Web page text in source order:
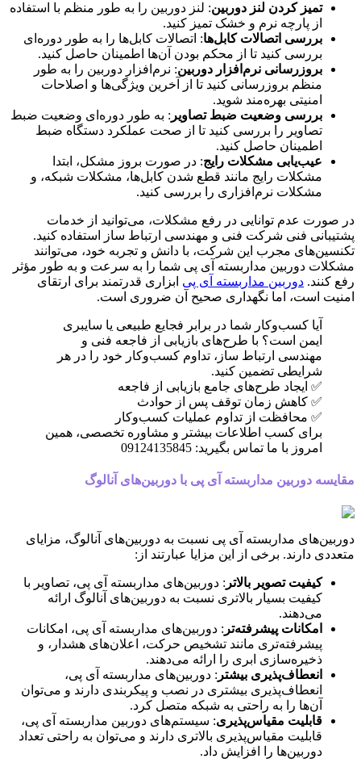
تمیز کردن لنز دوربین: لنز دوربین را به طور منظم با استفاده
از پارچه نرم و خشک تمیز کنید.
بررسی اتصالات کابل‌ها: اتصالات کابل‌ها را به طور دوره‌ای
بررسی کنید تا از محکم بودن آن‌ها اطمینان حاصل کنید.
بروزرسانی نرم‌افزار دوربین: نرم‌افزار دوربین را به طور
منظم بروزرسانی کنید تا از آخرین ویژگی‌ها و اصلاحات
امنیتی بهره‌مند شوید.
بررسی وضعیت ضبط تصاویر : به طور دوره‌ای وضعیت ضبط
تصاویر را بررسی کنید تا از صحت عملکرد دستگاه ضبط
اطمینان حاصل کنید.
عیب‌یابی مشکلات رایج: در صورت بروز مشکل، ابتدا
مشکلات رایج مانند قطع شدن کابل‌ها، مشکلات شبکه، و
مشکلات نرم‌افزاری را بررسی کنید.
در صورت عدم توانایی در رفع مشکلات، می‌توانید از خدمات
پشتیبانی فنی شرکت فنی و مهندسی ارتباط ساز استفاده کنید.
تکنسین‌های مجرب این شرکت، با دانش و تجربه خود، می‌توانند
مشکلات دوربین مداربسته آی پی شما را به سرعت و به طور مؤثر
رفع کنند. دوربین مداربسته آی پی ابزاری قدرتمند برای ارتقای
امنیت است، اما نگهداری صحیح آن ضروری است.
آیا کسب‌وکار شما در برابر فجایع طبیعی یا سایبری
ایمن است؟ با طرح‌های بازیابی از فاجعه فنی و
مهندسی ارتباط ساز، تداوم کسب‌وکار خود را در هر
شرایطی تضمین کنید.
✅ ایجاد طرح‌های جامع بازیابی از فاجعه
✅ کاهش زمان توقف پس از حوادث
✅ محافظت از تداوم عملیات کسب‌وکار
برای کسب اطلاعات بیشتر و مشاوره تخصصی، همین
امروز با ما تماس بگیرید: 09124135845
مقایسه دوربین مداربسته آی پی با دوربین‌های آنالوگ
دوربین‌های مداربسته آی پی نسبت به دوربین‌های آنالوگ، مزایای
متعددی دارند. برخی از این مزایا عبارتند از:
کیفیت تصویر بالاتر : دوربین‌های مداربسته آی پی، تصاویر با
کیفیت بسیار بالاتری نسبت به دوربین‌های آنالوگ ارائه
می‌دهند.
امکانات پیشرفته‌تر : دوربین‌های مداربسته آی پی، امکانات
پیشرفته‌تری مانند تشخیص حرکت، اعلان‌های هشدار، و
ذخیره‌سازی ابری را ارائه می‌دهند.
انعطاف‌پذیری بیشتر : دوربین‌های مداربسته آی پی،
انعطاف‌پذیری بیشتری در نصب و پیکربندی دارند و می‌توان
آن‌ها را به راحتی به شبکه متصل کرد.
قابلیت مقیاس‌پذیری: سیستم‌های دوربین مداربسته آی پی،
قابلیت مقیاس‌پذیری بالاتری دارند و می‌توان به راحتی تعداد
دوربین‌ها را افزایش داد.